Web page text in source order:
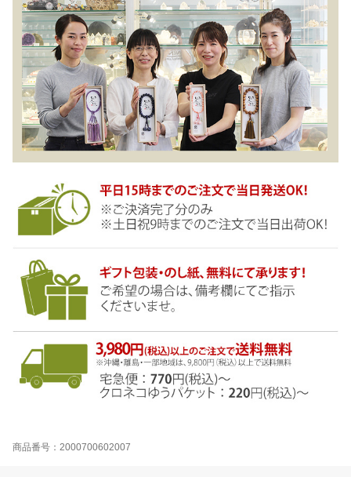
商品番号：2000700602007